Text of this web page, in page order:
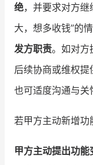
绝，并要求对方
大，想多收钱”的
发方职责。如对方
后续协商或维权提
也可适度沟通与关
若甲方主动新增功
甲方主动提出功